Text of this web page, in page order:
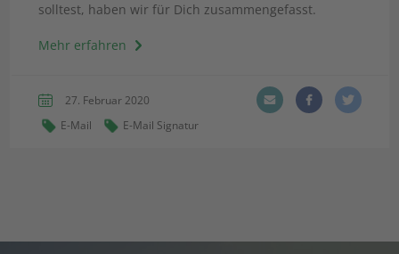
solltest, haben wir für Dich zusammengefasst.
Mehr erfahren
27. Februar 2020
E-Mail
E-Mail Signatur